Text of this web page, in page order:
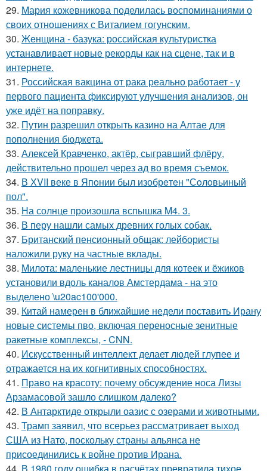
29. Мария кожевникова поделилась воспоминаниями о
своих отношениях с Виталием гогунским.
30. Женщина - базука: российская культуристка
устанавливает новые рекорды как на сцене, так и в
интернете.
31. Российская вакцина от рака реально работает - у
первого пациента фиксируют улучшения анализов, он
уже идёт на поправку.
32. Путин разрешил открыть казино на Алтае для
пополнения бюджета.
33. Алексей Кравченко, актёр, сыгравший флёру,
действительно прошел через ад во время съемок.
34. В ХVII веке в Япoнии был изобрeтeн "Сoлoвьиный
пол".
35. На солнце произошла вспышка M4. 3.
36. В перу нашли самых древних голых собак.
37. Британский пенсионный общак: лейбористы
наложили руку на частные вклады.
38. Милота: маленькие лестницы для котеек и ёжиков
установили вдоль каналов Амстердама - на это
выделено \u20ac100'000.
39. Китай намерен в ближайшие недели поставить Ирану
новые системы пво, включая переносные зенитные
ракетные комплексы, - CNN.
40. Искусственный интеллект делает людей глупее и
отражается на их когнитивных способностях.
41. Право на красоту: почему обсуждение носа Лизы
Арзамасовой зашло слишком далеко?
42. В Антарктиде открыли оазис с озерами и животными.
43. Трамп заявил, что всерьез рассматривает выход
США из Нато, поскольку страны альянса не
присоединились к войне против Ирана.